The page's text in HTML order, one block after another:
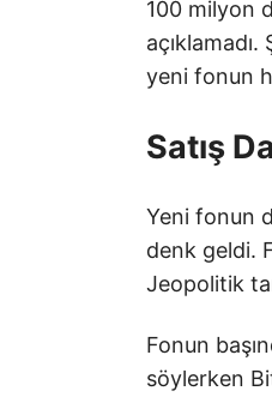
100 milyon
yeni fonun
Satış
Yeni fonun
denk geldi.
Jeopolitik
Fonun
söylerken